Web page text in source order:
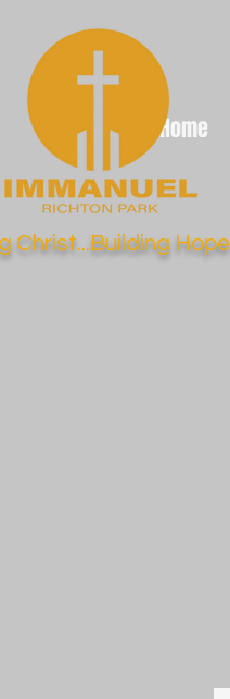
Christ...Building Hope
Home